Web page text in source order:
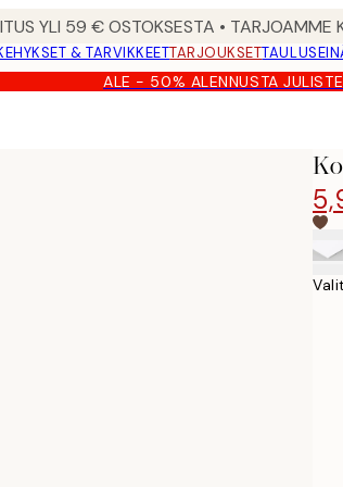
YLI 59 € OSTOKSESTA •
& TARVIKKEETTARJOUKSET
ALE - 50% ALENNUSTA